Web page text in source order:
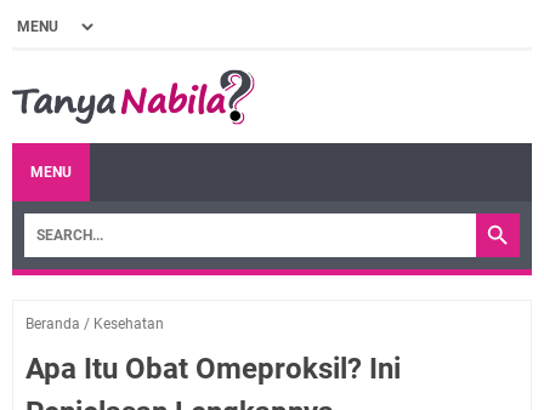
MENU
Beranda / Kesehatan
Apa Itu Obat Omeproksil? Ini